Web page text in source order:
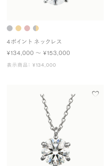
4ポイント ネックレス
¥134,000 〜 ¥153,000
表示商品： ¥134,000